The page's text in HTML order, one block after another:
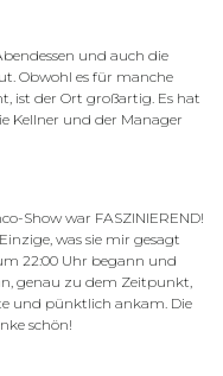
und auch die
Obwohl es für manche
ist der Ort großartig. Es hat
Kellner und der Manager
Show war FASZINIEREND!
was sie mir gesagt
22:00 Uhr begann und
genau zu dem Zeitpunkt,
und pünktlich ankam. Die
schön!